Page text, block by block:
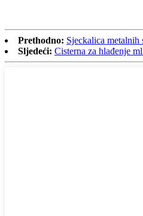
Prethodno: Sjeckalica metalnih
Sljedeći: Cisterna za hlađenje